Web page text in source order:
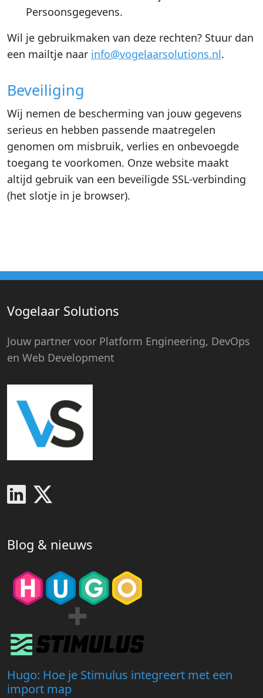
Persoonsgegevens.
Wil je gebruikmaken van deze rechten? Stuur dan
een mailtje naar info@vogelaarsolutions.nl.
Beveiliging
Wij nemen de bescherming van jouw gegevens
serieus en hebben passende maatregelen
genomen om misbruik, verlies en onbevoegde
toegang te voorkomen. Onze website maakt
altijd gebruik van een beveiligde SSL-verbinding
(het slotje in je browser).
Vogelaar Solutions
Jouw partner voor Platform Engineering, DevOps
en Web Development
Blog & nieuws
Hugo: Hoe je Stimulus integreert met een
import map